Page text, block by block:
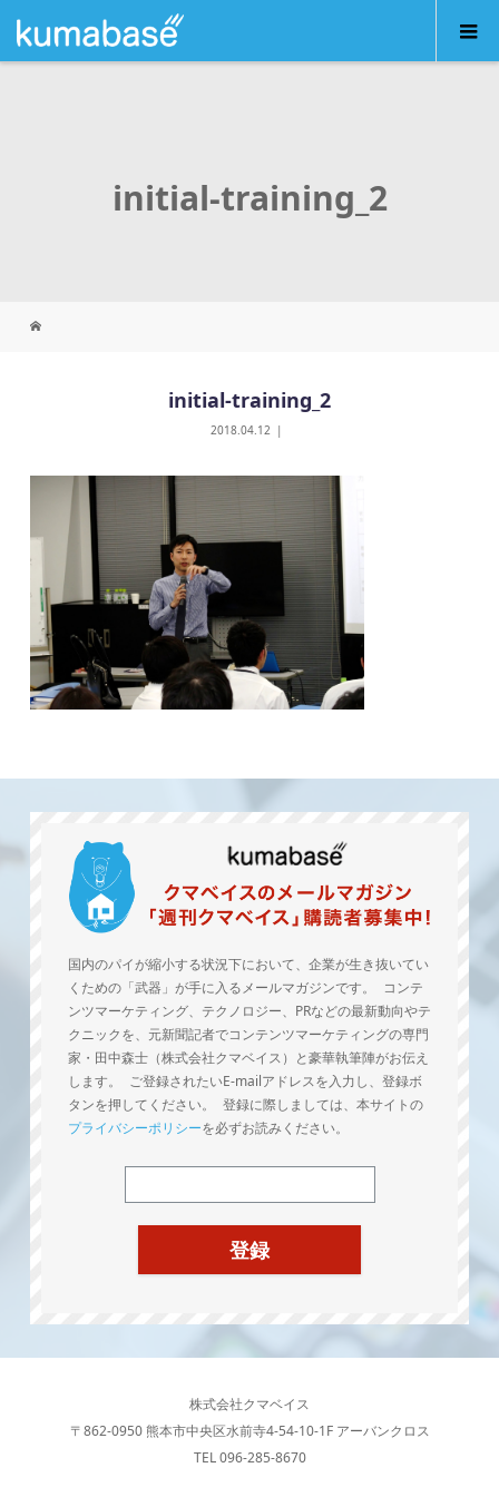
initial-training_2
initial-training_2
2018.04.12
国内のパイが縮小する状況下において、企業が生き抜いてい
くための「武器」が手に入るメールマガジンです。 コンテ
ンツマーケティング、テクノロジー、PRなどの最新動向やテ
クニックを、元新聞記者でコンテンツマーケティングの専門
家・田中森士（株式会社クマベイス）と豪華執筆陣がお伝え
します。 ご登録されたいE-mailアドレスを入力し、登録ボ
タンを押してください。 登録に際しましては、本サイトの
プライバシーポリシーを必ずお読みください。
株式会社クマベイス
〒862-0950 熊本市中央区水前寺4-54-10-1F アーバンクロス
TEL 096-285-8670